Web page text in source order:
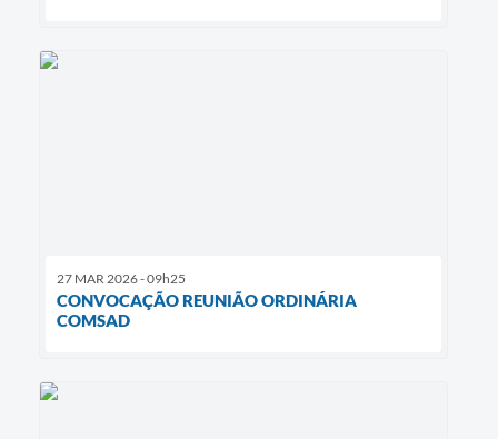
27 MAR 2026 - 09h25
CONVOCAÇÃO REUNIÃO ORDINÁRIA
COMSAD